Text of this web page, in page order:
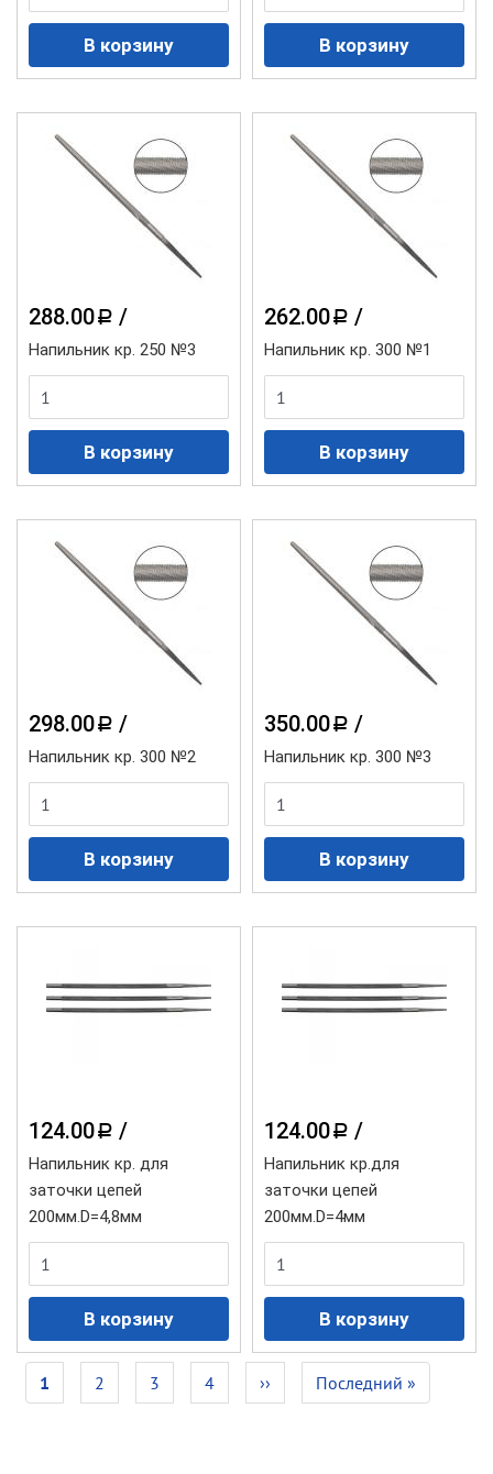
288.00 a /
Напильник кр. 250 №3
262.00 a /
Напильник кр. 300 №1
298.00 a /
Напильник кр. 300 №2
350.00 a /
Напильник кр. 300 №3
124.00 a /
Напильник кр. для
заточки цепей
200мм.D=4,8мм
124.00 a /
Напильник кр.для
заточки цепей
200мм.D=4мм
Нумерация
страниц
Текущая
страница
1 Page
2 Page
3 Page
4
Следующая
страница
››
Последняя
страница
Последний »